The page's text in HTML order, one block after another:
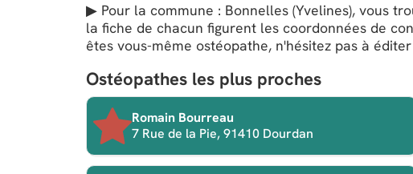
▶ Pour la commune : Bonnelles (Yvelines), vous
la fiche de chacun figurent les coordonnées de
êtes vous-même ostéopathe, n'hésitez pas à
Ostéopathes les plus proches
Romain Bourreau
7 Rue de la Pie, 91410 Dourdan